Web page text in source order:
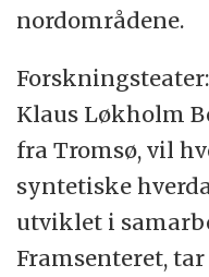
nordområdene.
Klaus Løkholm
fra Tromsø, vil
syntetiske
utviklet i
Framsenteret,